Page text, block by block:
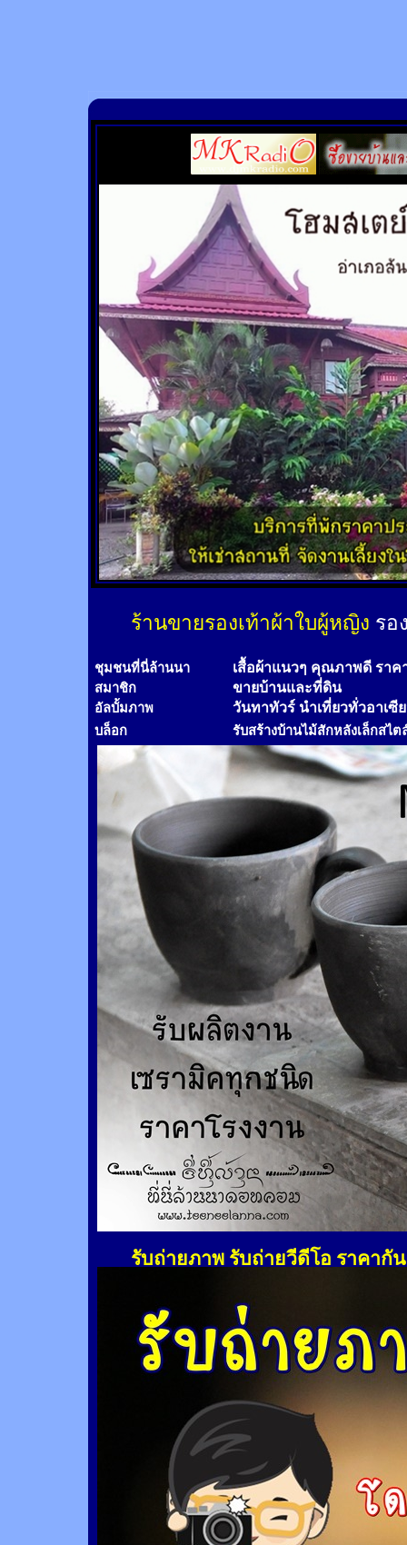
ร้านขายรองเท้าผ้าใบผู้หญิง รอ
ชุมชนที่นี่ล้านนา เสื้อผ้าแนวๆ คุณภาพดี ราค
สมาชิก ขายบ้านและที่ดิน
อัลบั้มภาพ วันทาทัวร์ นำเที่ยวทั่วอาเซี
บล็อก รับสร้างบ้านไม้สักหลังเล็กสไต
รับถ่ายภาพ รับถ่ายวีดีโอ ราคากั